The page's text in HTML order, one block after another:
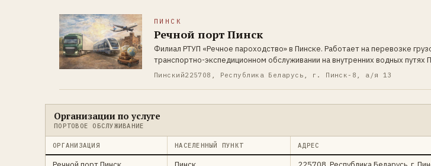
ПИНСК
Речной порт Пинск
Филиал РТУП «Речное пароходство» в Пинске. Работает на перевозке
транспортно-экспедиционном обслуживании на внутренних водных путях
Пинский225708, Республика Беларусь, г. Пинск-8, а/я 13
Организации по услуге
ПОРТОВОЕ ОБСЛУЖИВАНИЕ
ОРГАНИЗАЦИЯ НАСЕЛЕННЫЙ ПУНКТ АДРЕС